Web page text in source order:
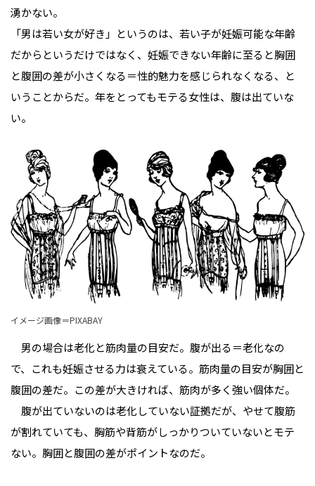
湧かない。
「男は若い女が好き」というのは、若い子が妊娠可能な年齢
だからというだけではなく、妊娠できない年齢に至ると胸囲
と腹囲の差が小さくなる＝性的魅力を感じられなくなる、と
いうことからだ。年をとってもモテる女性は、腹は出ていな
い。
イメージ画像＝PIXABAY
男の場合は老化と筋肉量の目安だ。腹が出る＝老化なの
で、これも妊娠させる力は衰えている。筋肉量の目安が胸囲と
腹囲の差だ。この差が大きければ、筋肉が多く強い個体だ。
腹が出ていないのは老化していない証拠だが、やせて腹筋
が割れていても、胸筋や背筋がしっかりついていないとモテ
ない。胸囲と腹囲の差がポイントなのだ。